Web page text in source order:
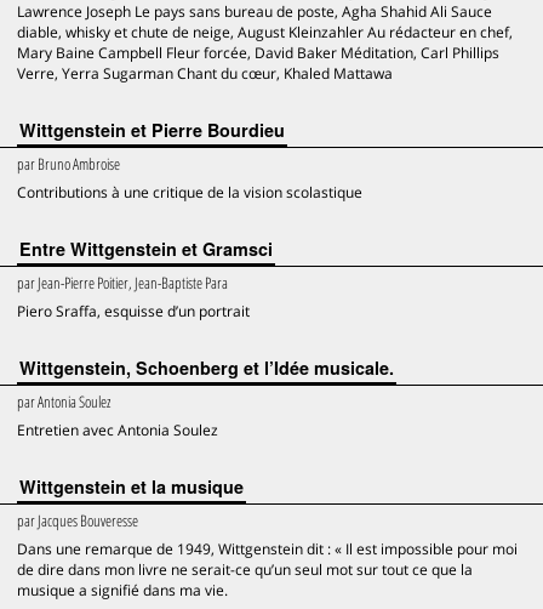
Lawrence Joseph Le pays sans bureau de poste, Agha Shahid Ali Sauce
diable, whisky et chute de neige, August Kleinzahler Au rédacteur en chef,
Mary Baine Campbell Fleur forcée, David Baker Méditation, Carl Phillips
Verre, Yerra Sugarman Chant du cœur, Khaled Mattawa
Wittgenstein et Pierre Bourdieu
parBruno Ambroise
Contributions à une critique de la vision scolastique
Entre Wittgenstein et Gramsci
parJean-Pierre Poitier, Jean-Baptiste Para
Piero Sraffa, esquisse d’un portrait
Wittgenstein, Schoenberg et l’Idée musicale.
parAntonia Soulez
Entretien avec Antonia Soulez
Wittgenstein et la musique
parJacques Bouveresse
Dans une remarque de 1949, Wittgenstein dit : « Il est impossible pour moi
de dire dans mon livre ne serait-ce qu’un seul mot sur tout ce que la
musique a signifié dans ma vie.